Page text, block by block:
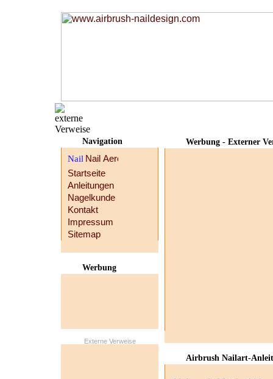
Werbung - Externer
Airbrush Nailart-
Navigation
Startseite
Anleitungen
Nagelkunde
Kontakt
Impressum
Sitemap
Werbung
Externe Verweise